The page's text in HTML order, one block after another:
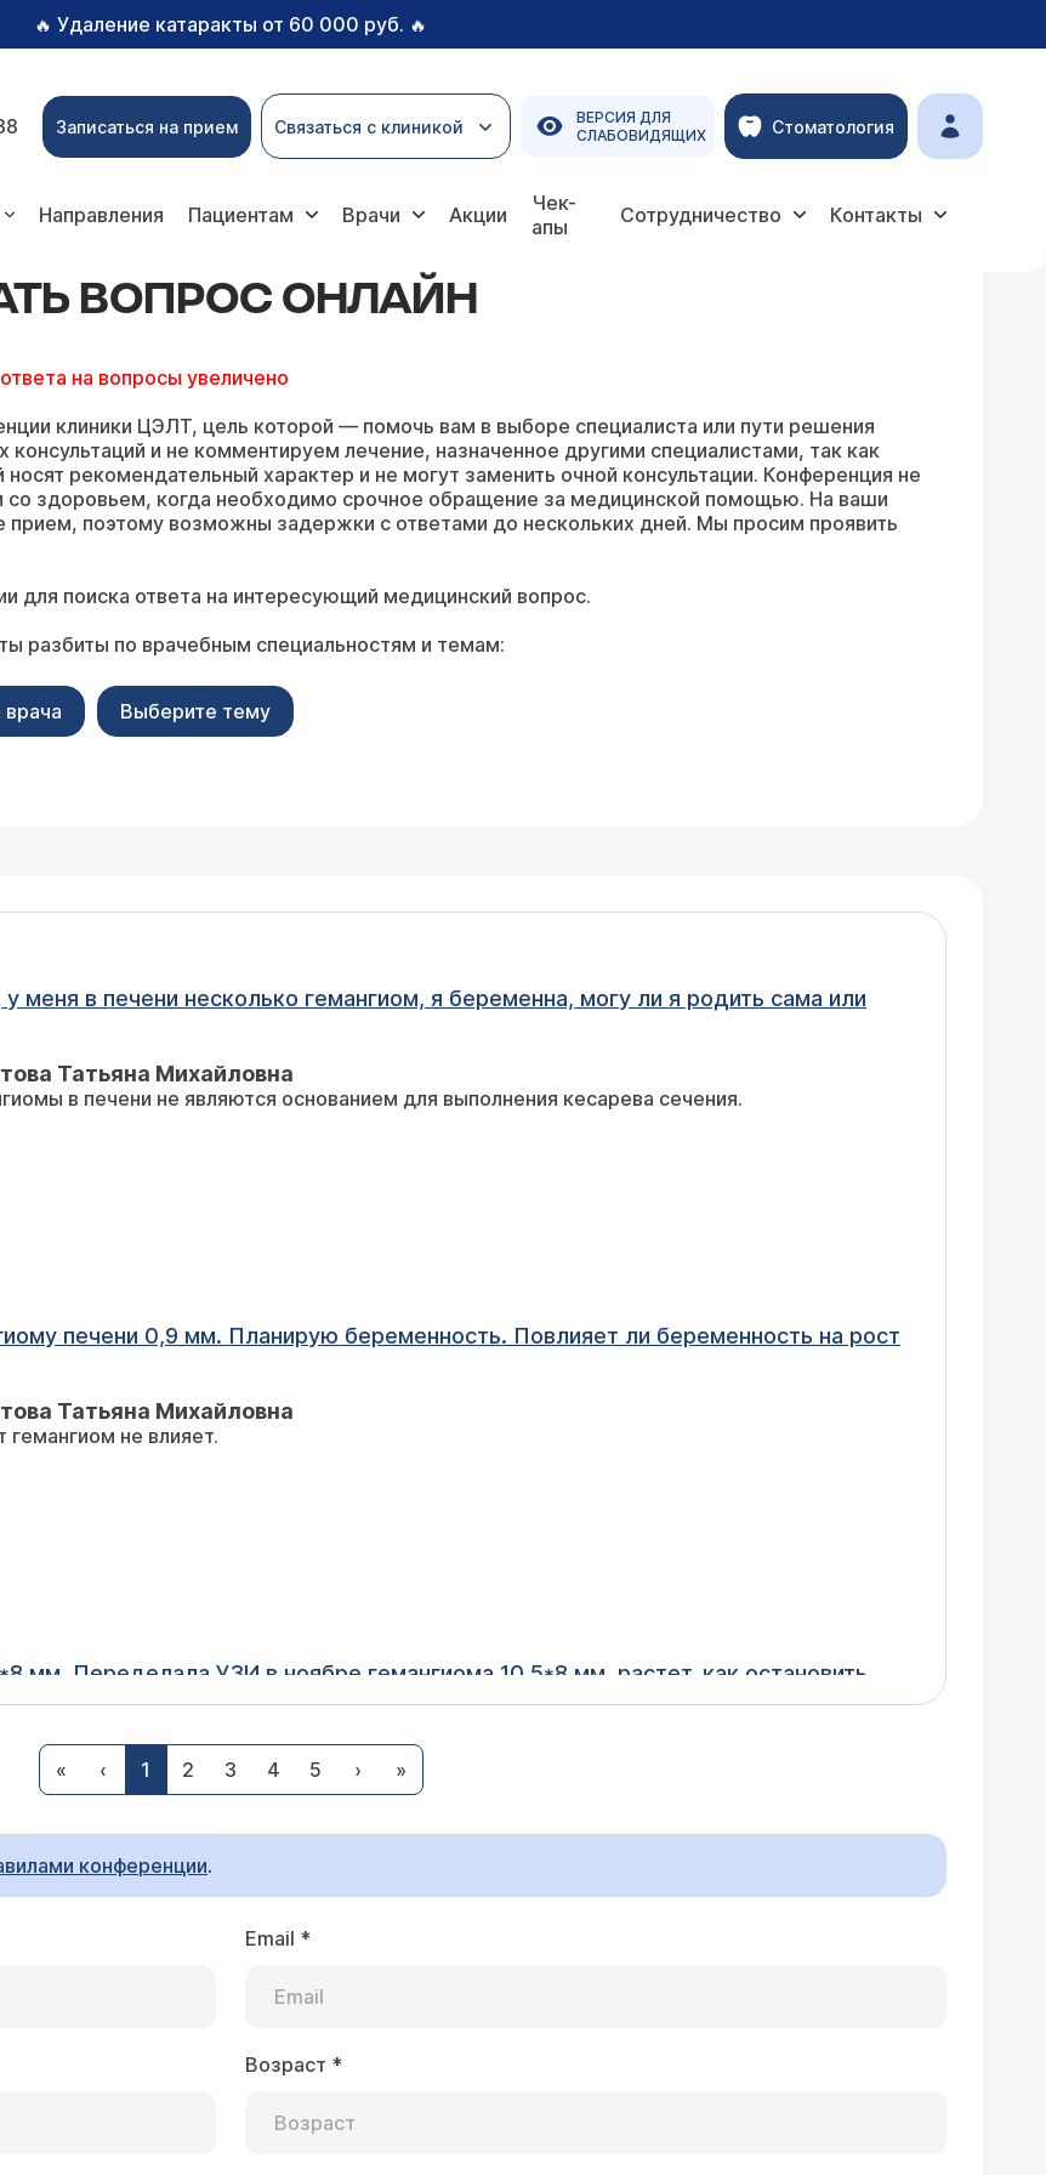
🔥 Удаление катаракты от 60 000 руб. 🔥
Записаться на прием Связаться с клиникой
ВЕРСИЯ ДЛЯ
СЛАБОВИДЯЩИХ
Стоматология
Направления Пациентам Врачи Акции
Чек-
апы
Сотрудничество Контакты
ВОПРОС ОНЛАЙН
на вопросы увеличено
клиники ЦЭЛТ, цель которой — помочь вам в выборе специалиста или пути решения
и не комментируем лечение, назначенное другими специалистами, так как
рекомендательный характер и не могут заменить очной консультации. Конференция не
здоровьем, когда необходимо срочное обращение за медицинской помощью. На ваши
поэтому возможны задержки с ответами до нескольких дней. Мы просим проявить
для поиска ответа на интересующий медицинский вопрос.
разбиты по врачебным специальностям и темам:
Выберите тему
меня в печени несколько гемангиом, я беременна, могу ли я родить сама или
Татьяна Михайловна
в печени не являются основанием для выполнения кесарева сечения.
печени 0,9 мм. Планирую беременность. Повлияет ли беременность на рост
Татьяна Михайловна
не влияет.
мм .Переделала УЗИ в ноябре гемангиома 10.5*8 мм, растет, как остановить
Что нужно делать, какие лекарства принимать?
Татьяна Михайловна
при таких размерах не надо. Размеры гемангиомы могут
в пределах погрешности метода. Нет никаких лекарств, влияющих на
для сна Миртазапин+Фенибут. Примерно 3 года назад появилась
Нужно ли идти к врачу при таких размерах и самое главное, есть ли какие то
или уменьшают размеры гемангиомы печени. При таких, как у Вас, размерах
точно установлен) идти к врачу не нужно.
« ‹ 1 2 3 4 5 › »
конференции.
Email *
Возраст *